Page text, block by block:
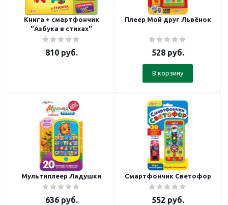
Книга + смартфончик
"Азбука в стихах"
810руб.
Плеер Мой друг Львёнок
528руб.
В корзину
Мультиплеер Ладушки
636руб.
Смартфончик Светофор
552 руб.